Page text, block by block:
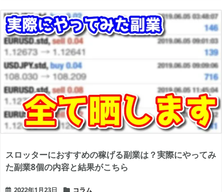
スロッターにおすすめの稼げる副業は？実際にやってみ
た副業8個の内容と結果がこちら
2022年1月23日 コラム